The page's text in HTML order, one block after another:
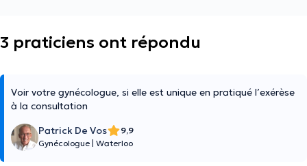
3 praticiens ont répondu
Voir votre gynécologue, si elle est unique en pratiqué l’exérèse
à la consultation
Patrick De Vos
9,9
Gynécologue Waterloo